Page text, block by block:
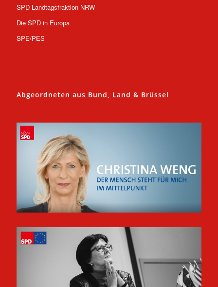
SPD-Landtagsfraktion NRW
Die SPD in Europa
SPE/PES
Abgeordneten aus Bund, Land & Brüssel